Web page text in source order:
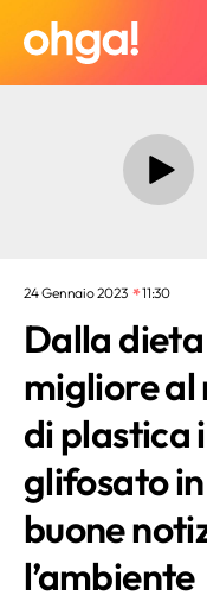
24 Gennaio 2023 11:30
Dalla
migliore al
di plastica
glifosato
buone
l’ambiente